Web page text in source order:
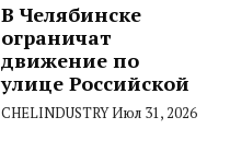
В Челябинске
ограничат
движение по
улице Российской
CHELINDUSTRYИюл 31, 2026